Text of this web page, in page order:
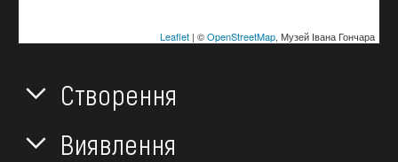
Leaflet| ©OpenStreetMap, Музей Івана Гончара
Створення
Виявлення